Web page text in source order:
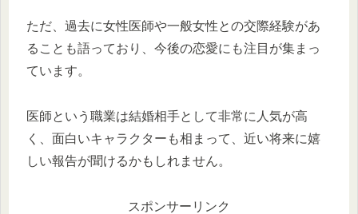
ただ、過去に女性医師や一般女性との交際経験があ
ることも語っており、今後の恋愛にも注目が集まっ
ています。
医師という職業は結婚相手として非常に人気が高
く、面白いキャラクターも相まって、近い将来に嬉
しい報告が聞けるかもしれません。
スポンサーリンク